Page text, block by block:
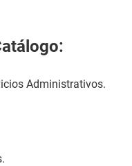
Administrativos.